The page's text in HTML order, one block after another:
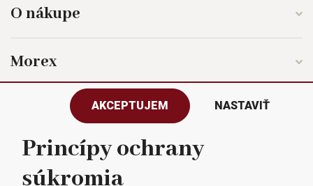
O nákupe
Morex
Sledujte nás
AKCEPTUJEM NASTAVIŤ
Princípy ochrany
súkromia